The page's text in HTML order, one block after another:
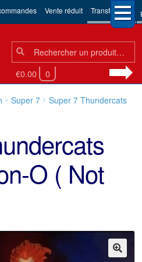
Vente réduit Transformers
Chercher:
Chercher
€0.00 0
Super 7
Super 7 Thundercats
O ( Not